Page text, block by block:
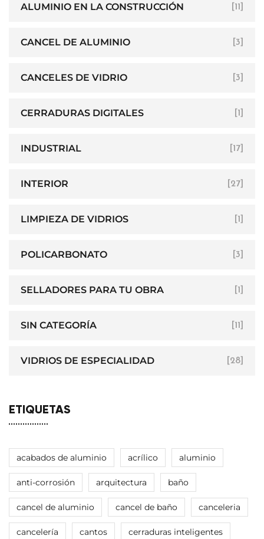
ALUMINIO EN LA CONSTRUCCIÓN [11]
CANCEL DE ALUMINIO [3]
CANCELES DE VIDRIO [3]
CERRADURAS DIGITALES [1]
INDUSTRIAL [17]
INTERIOR [27]
LIMPIEZA DE VIDRIOS [1]
POLICARBONATO [3]
SELLADORES PARA TU OBRA [1]
SIN CATEGORÍA [11]
VIDRIOS DE ESPECIALIDAD [28]
ETIQUETAS
acabados de aluminio acrílico aluminio
anti-corrosión arquitectura baño
cancel de aluminio cancel de baño canceleria
cancelería cantos cerraduras inteligentes